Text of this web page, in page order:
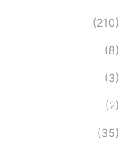
(210)
(8)
(3)
(2)
(35)